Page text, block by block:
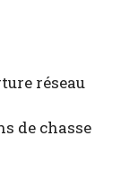
réseau
de chasse